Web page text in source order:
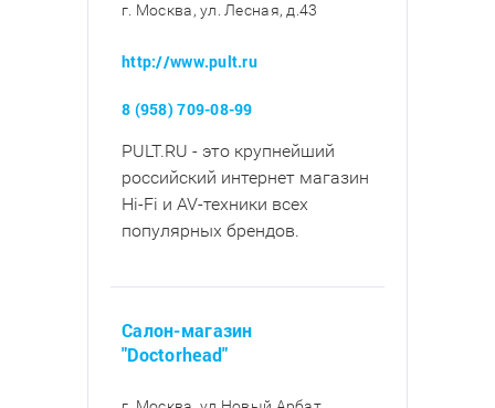
г. Москва, ул. Лесная, д.43
http://www.pult.ru
8 (958) 709-08-99
PULT.RU - это крупнейший
российский интернет магазин
Hi-Fi и AV-техники всех
популярных брендов.
Салон-магазин
"Doctorhead"